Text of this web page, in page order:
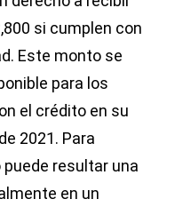
si cumplen con
Este monto se
para los
el crédito en su
2021. Para
resultar una
en un